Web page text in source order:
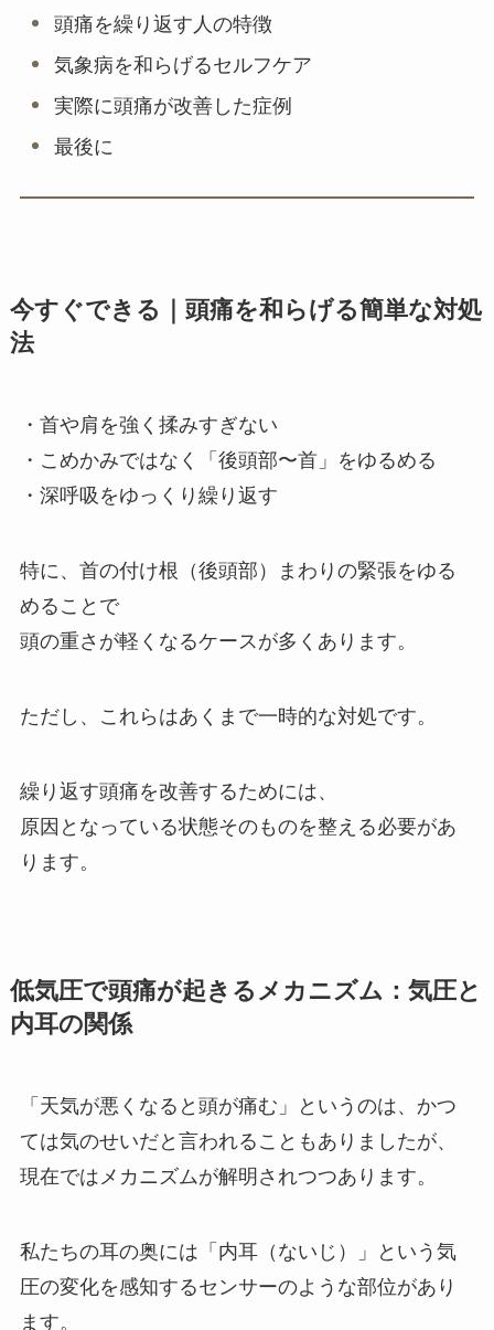
頭痛を繰り返す人の特徴
気象病を和らげるセルフケア
実際に頭痛が改善した症例
最後に
今すぐできる｜頭痛を和らげる簡単な対処
法
・首や肩を強く揉みすぎない
・こめかみではなく「後頭部〜首」をゆるめる
・深呼吸をゆっくり繰り返す
特に、首の付け根（後頭部）まわりの緊張をゆる
めることで
頭の重さが軽くなるケースが多くあります。
ただし、これらはあくまで一時的な対処です。
繰り返す頭痛を改善するためには、
原因となっている状態そのものを整える必要があ
ります。
低気圧で頭痛が起きるメカニズム：気圧と
内耳の関係
「天気が悪くなると頭が痛む」というのは、かつ
ては気のせいだと言われることもありましたが、
現在ではメカニズムが解明されつつあります。
私たちの耳の奥には「内耳（ないじ）」という気
圧の変化を感知するセンサーのような部位があり
ます。